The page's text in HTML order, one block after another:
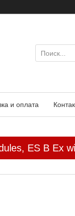
и оплата
ES B Ex